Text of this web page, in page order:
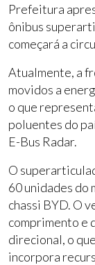
Prefeitura
ônibus
começará a
Atualmente, a
movidos a
o que
poluentes do
E-Bus Radar.
O
60 unidades do
chassi BYD. O
comprimento e
direcional, o
incorpora